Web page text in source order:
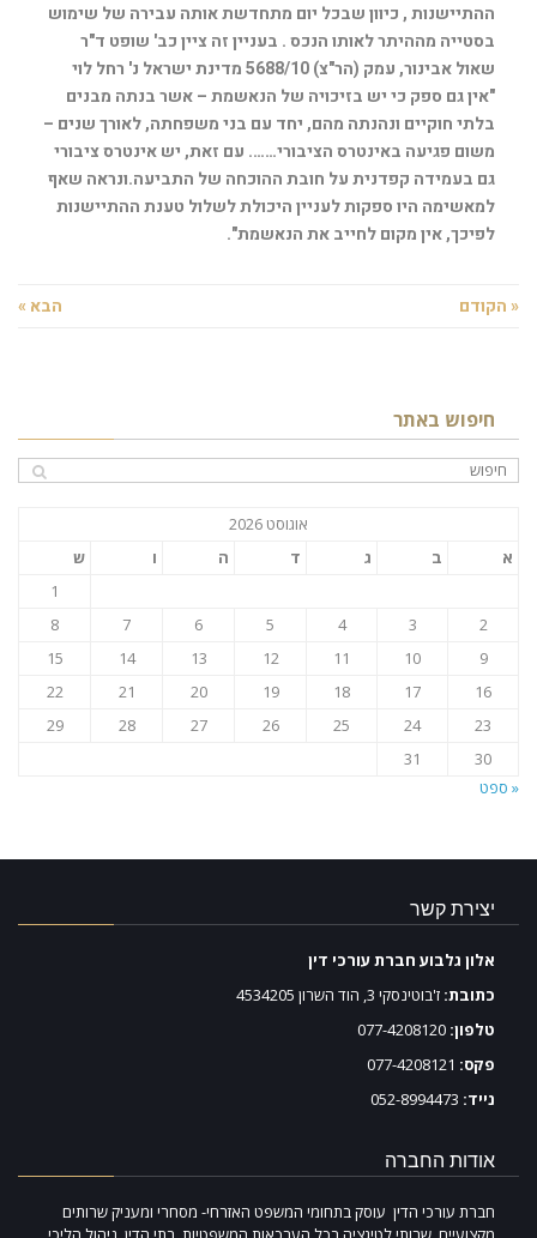
ההתיישנות , כיוון שבכל יום מתחדשת אותה עבירה של שימוש
בסטייה מההיתר לאותו הנכס . בעניין זה ציין כב' שופט ד"ר
שאול אבינור, עמק (הר"צ) 5688/10 מדינת ישראל נ' רחל לוי
"אין גם ספק כי יש בזיכויה של הנאשמת – אשר בנתה מבנים
בלתי חוקיים ונהנתה מהם, יחד עם בני משפחתה, לאורך שנים –
משום פגיעה באינטרס הציבורי……. עם זאת, יש אינטרס ציבורי
גם בעמידה קפדנית על חובת ההוכחה של התביעה.ונראה שאף
למאשימה היו ספקות לעניין היכולת לשלול טענת ההתיישנות
לפיכך, אין מקום לחייב את הנאשמת".
« הקודם הבא »
חיפוש באתר
אוגוסט 2026
א
ב ג ד ה ו
ש
1
2
3
4
5
6
7
8
9
10
11
12
13
14
15
16
17
18
19
20
21
22
23
24
25
26
27
28
29
30
31
« ספט
יצירת קשר
אלון גלבוע חברת עורכי דין
כתובת: ז'בוטינסקי 3, הוד השרון 4534205
טלפון:
פקס:
נייד:
אודות החברה
חברת עורכי הדין עוסק בתחומי המשפט האזרחי- מסחרי ומעניק שרותים